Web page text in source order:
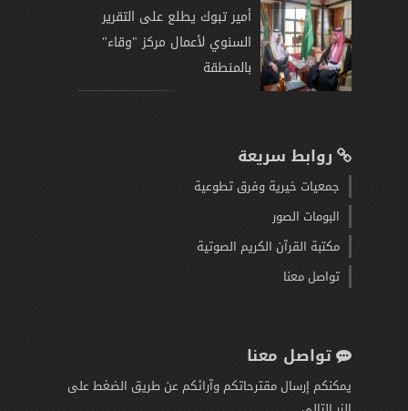
أمير تبوك يطلع على التقرير
السنوي لأعمال مركز "وقاء"
بالمنطقة
روابط سريعة
جمعيات خيرية وفرق تطوعية
البومات الصور
مكتبة القرآن الكريم الصوتية
تواصل معنا
تواصل معنا
يمكنكم إرسال مقترحاتكم وآرائكم عن طريق الضغط على